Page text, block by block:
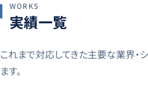
WORKS
実績一覧
これまで対応してきた主要な業界・
ます。